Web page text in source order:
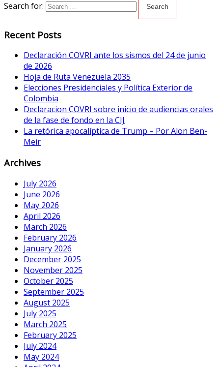
Search for:
Recent Posts
Declaración COVRI ante los sismos del 24 de junio
de 2026
Hoja de Ruta Venezuela 2035
Elecciones Presidenciales y Política Exterior de
Colombia
Declaracion COVRI sobre inicio de audiencias orales
de la fase de fondo en la CIJ
La retórica apocalíptica de Trump – Por Alon Ben-
Meir
Archives
July 2026
June 2026
May 2026
April 2026
March 2026
February 2026
January 2026
December 2025
November 2025
October 2025
September 2025
August 2025
July 2025
March 2025
February 2025
July 2024
May 2024